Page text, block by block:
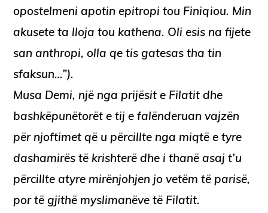
opostelmeni apotin epitropi tou Finiqiou. Min
akusete ta lloja tou kathena. Oli esis na fijete
san anthropi, olla qe tis gatesas tha tin
sfaksun…”).
Musa Demi, një nga prijësit e Filatit dhe
bashkëpunëtorët e tij e falënderuan vajzën
për njoftimet që u përcillte nga miqtë e tyre
dashamirës të krishterë dhe i thanë asaj t’u
përcillte atyre mirënjohjen jo vetëm të parisë,
por të gjithë myslimanëve të Filatit.